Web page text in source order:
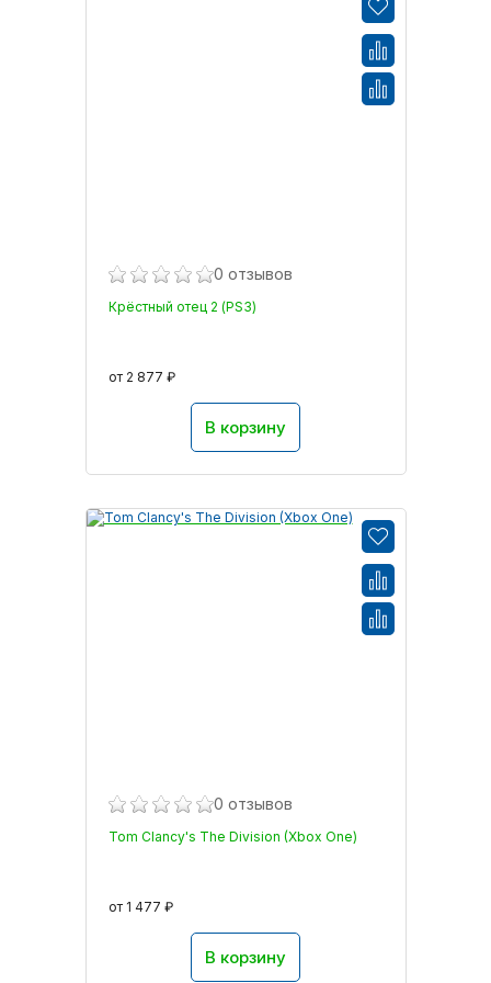
0 отзывов
Крёстный отец 2 (PS3)
от 2 877 ₽
В корзину
0 отзывов
Tom Clancy's The Division (Xbox One)
от 1 477 ₽
В корзину